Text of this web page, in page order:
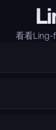
看看Ling-